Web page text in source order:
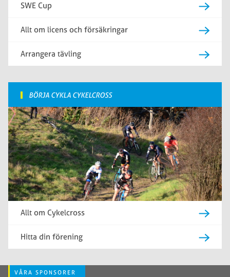
SWE Cup
Allt om licens och försäkringar
Arrangera tävling
BÖRJA CYKLA CYKELCROSS
Allt om Cykelcross
Hitta din förening
VÅRA SPONSORER